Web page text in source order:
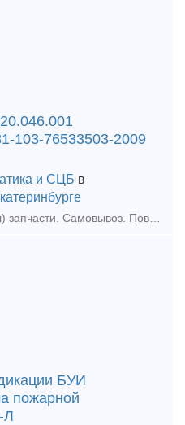
103-76533503-2009
и СЦБ в
БУИ
пожарной
Л